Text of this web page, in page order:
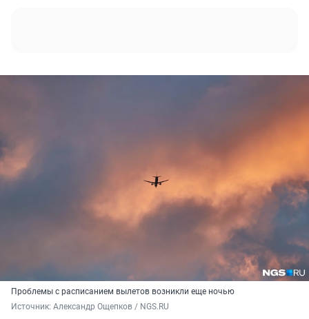
Проблемы с расписанием вылетов возникли еще ночью
Источник: Александр Ощепков / NGS.RU